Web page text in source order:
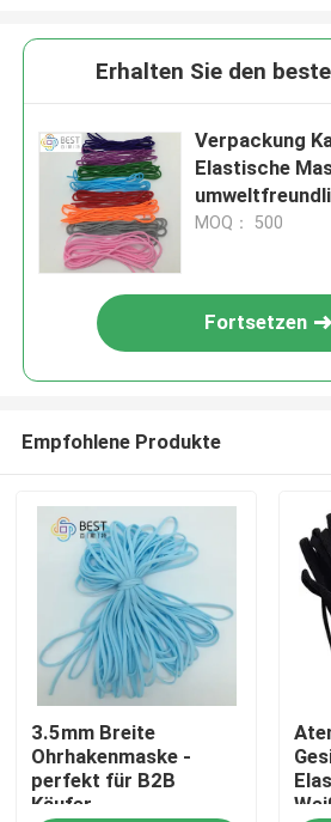
Erhalten Sie den
Verpackung
Elastische
MOQ： 500
Fortsetzen
Empfohlene Produkte
3.5mm Breite
Ohrhakenmaske -
perfekt für B2B
Käufer